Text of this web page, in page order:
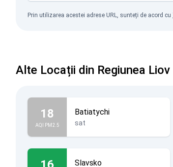
Prin utilizarea acestei adrese URL, sunteți de acord cu
Alte Locații din Regiunea Liov
18
AQI PM2.5
Batiatychi
sat
Slavsko